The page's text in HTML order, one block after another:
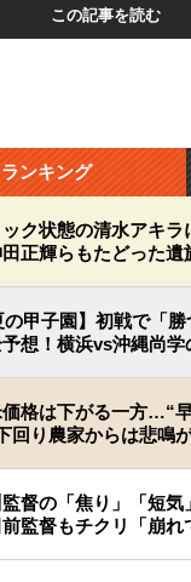
この記事を読む
ンキング
ク状態の清水アキ
田正輝らもたどった遺
の甲子園】初戦で「
想！横浜vs沖縄尚
価格は下がる一方…“
回り農家からは悲鳴
督の「焦り」「短
監督もチクリ「崩れ